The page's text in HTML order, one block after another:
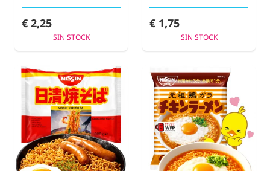
€ 2,25
SIN STOCK
€ 1,75
SIN STOCK